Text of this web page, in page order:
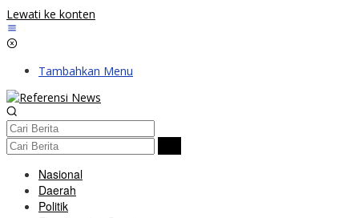
Lewati ke konten
Tambahkan Menu
Nasional
Daerah
Politik